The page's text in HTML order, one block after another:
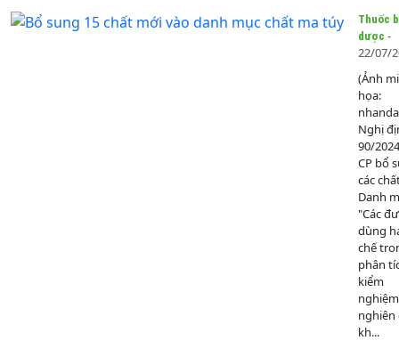
Thuốc
dược -
22/07/
(Ảnh
họa:
Nghị
90/
CP bổ
các
Danh
"Các
dùng
chế
phân
kiểm
nghiên
kh...